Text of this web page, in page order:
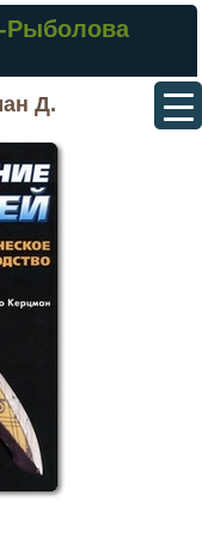
Рыболова
Д.